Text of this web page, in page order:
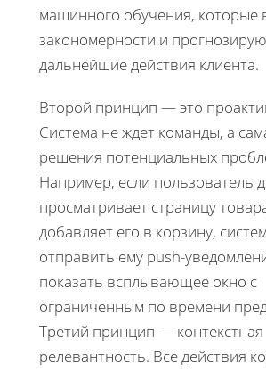
машинного обучения, которые
закономерности и
дальнейшие действия клиента.
Второй принцип — это
Система не ждет команды, а
решения потенциальных
Например, если пользователь
просматривает страницу
добавляет его в корзину,
отправить ему push-
показать всплывающее окно с
ограниченным по времени
Третий принцип — контекстная
релевантность. Все действия